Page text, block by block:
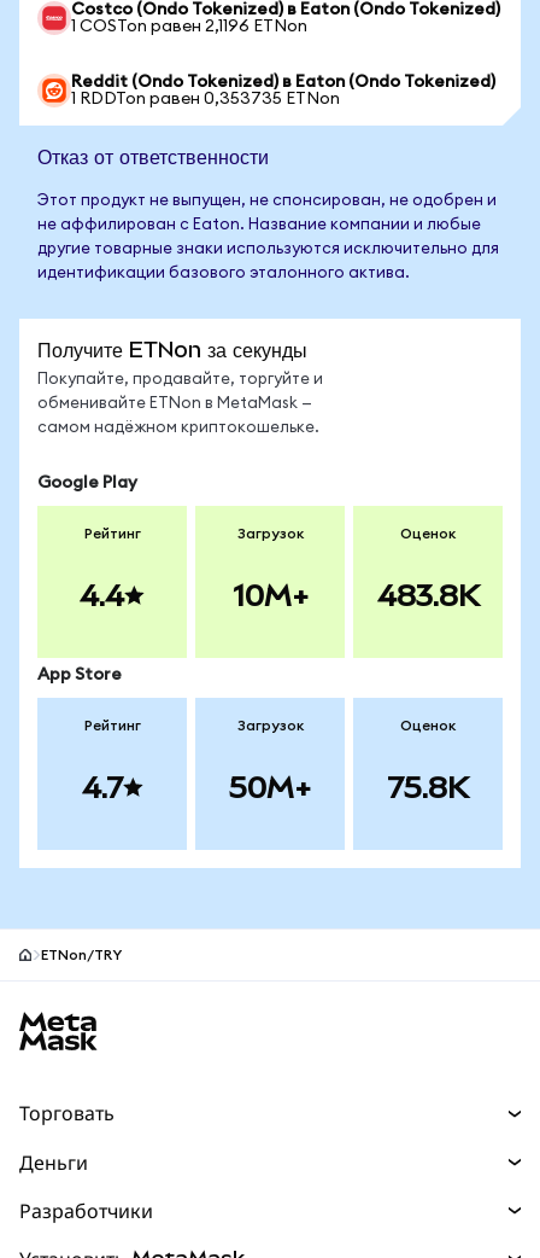
Costco (Ondo Tokenized) в Eaton (Ondo Tokenized)
1 COSTon равен 2,1196 ETNon
Reddit (Ondo Tokenized) в Eaton (Ondo Tokenized)
1 RDDTon равен 0,353735 ETNon
Отказ от ответственности
Этот продукт не выпущен, не спонсирован, не одобрен и
не аффилирован с Eaton. Название компании и любые
другие товарные знаки используются исключительно для
идентификации базового эталонного актива.
Получите ETNon за секунды
Покупайте, продавайте, торгуйте и
обменивайте ETNon в MetaMask —
самом надёжном криптокошельке.
Google Play
Рейтинг
4.4
Загрузок
10M+
Оценок
483.8K
App Store
Рейтинг
4.7
Загрузок
50M+
Оценок
75.8K
ETNon/TRY
Торговать
Прогнозы
Деньги
Разработчики